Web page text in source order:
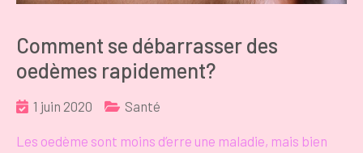
Comment se débarrasser des
oedèmes rapidement?
1 juin 2020 Santé
Les oedème sont moins d’erre une maladie, mais bien